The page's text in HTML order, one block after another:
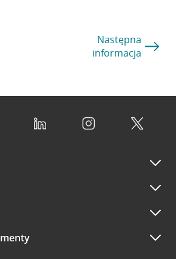
Następna
informacja